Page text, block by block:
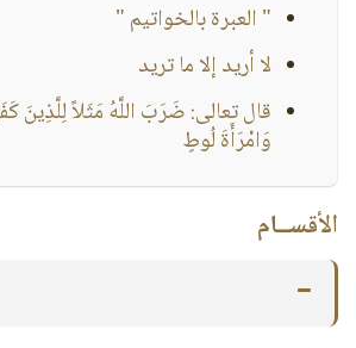
" العبرة بالخواتيم "
لا أريد إلا ما تريد
قال تعالى: ضَرَبَ اللَّهُ مَثَلاً لِلَّذِينَ
وَامْرَأَةَ لُوطٍ
الأقســام